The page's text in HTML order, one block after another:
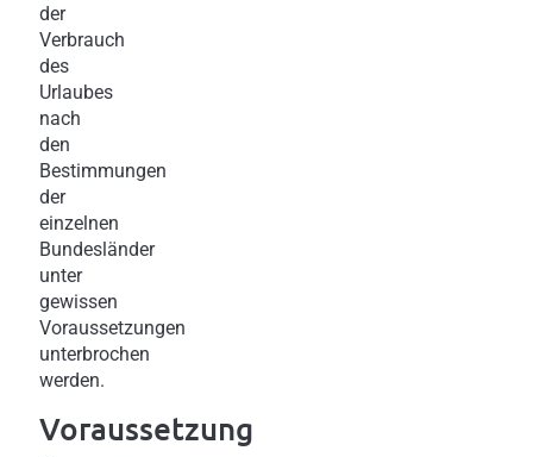
der
Verbrauch
des
Urlaubes
nach
den
Bestimmungen
der
einzelnen
Bundesländer
unter
gewissen
Voraussetzungen
unterbrochen
werden.
Voraussetzung